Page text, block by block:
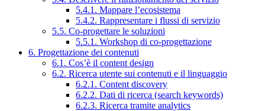
5.4.1. Mappare l’ecosistema
5.4.2. Rappresentare i flussi di servizio
5.5. Co-progettare le soluzioni
5.5.1. Workshop di co-progettazione
6. Progettazione dei contenuti
6.1. Cos’è il content design
6.2. Ricerca utente sui contenuti e il linguaggio
6.2.1. Content discovery
6.2.2. Dati di ricerca (search keywords)
6.2.3. Ricerca tramite analytics